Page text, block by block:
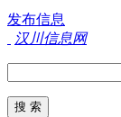
发布信息
汉川信息网